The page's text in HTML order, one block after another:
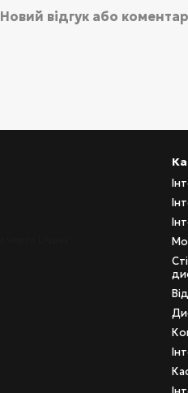
Новий відгук або коментар